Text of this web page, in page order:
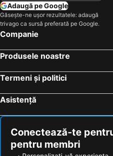
Adaugă pe Google
Găsește-ne ușor rezultatele: adaugă
trivago ca sursă preferată pe Google.
Companie
Produsele noastre
Termeni și politici
Asistență
Conectează-te
pentru membri